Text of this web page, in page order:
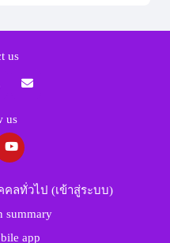
us
us
คลทั่วไป (เข้าสู่ระบบ)
summary
app